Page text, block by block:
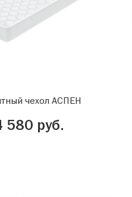
чехол АСПЕН
580 руб.